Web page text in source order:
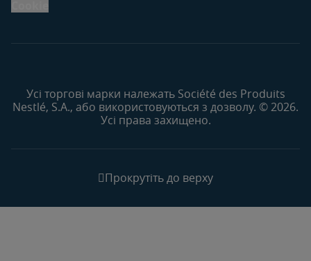
Усі торгові марки належать Société des Produits
Nestlé, S.A., або використовуються з дозволу. © 2026.
Усі права захищено.
Прокрутіть до верху